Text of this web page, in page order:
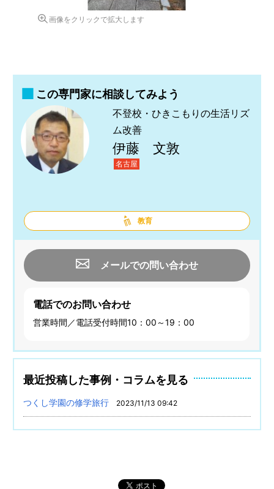
画像をクリックで拡大します
この専門家に相談してみよう
不登校・ひきこもりの生活リズ
ム改善
伊藤 文敦
名古屋
教育
メールでの問い合わせ
電話でのお問い合わせ
営業時間／電話受付時間10：00～19：00
最近投稿した事例・コラムを見る
つくし学園の修学旅行 2023/11/13 09:42